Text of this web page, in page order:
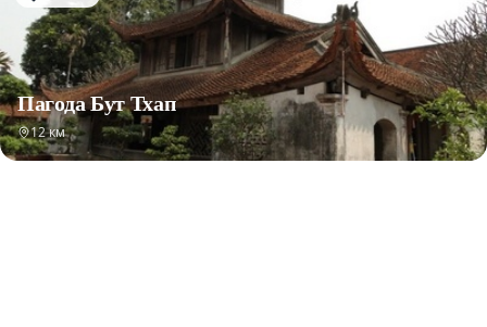
Пагода Бут Тхап
12 км